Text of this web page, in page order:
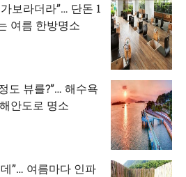
보라더라”… 단돈 1
여름 한방명소
도 뷰를?”… 해수욕
안도로 명소
”… 여름마다 인파